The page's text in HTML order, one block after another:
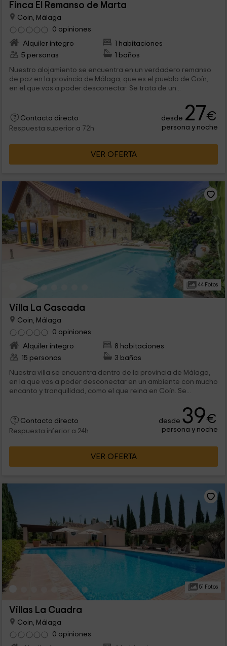
Finca El Remanso de Marta
Coin, Málaga
0 opiniones
Alquiler íntegro
1 habitaciones
5 personas
1 baños
Nuestro alojamiento se encuentra en un verdadero remanso
de paz en la provincia de Málaga, que es el pueblo de Coín,
en el que vas a poder desconectar. Se trata de un...
Contacto directo
Respuesta superior a 72h
desde 27€
persona y noche
VER OFERTA
44 Fotos
Villa La Cascada
Coin, Málaga
0 opiniones
Alquiler íntegro
8 habitaciones
15 personas
3 baños
Nuestra villa se encuentra dentro de la provincia de Málaga,
en la que vas a poder desconectar en un ambiente con mucho
encanto y tranquilidad, como el que reina en Coín. Se...
Contacto directo
Respuesta inferior a 24h
desde 39€
persona y noche
VER OFERTA
51 Fotos
Villas La Cuadra
Coin, Málaga
0 opiniones